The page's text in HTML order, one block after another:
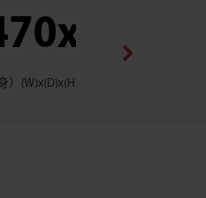
）(W)x(D)x(H) 毫米